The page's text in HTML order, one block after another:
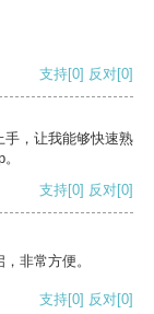
支持[0] 反对[0]
手，让我能够快速熟
支持[0] 反对[0]
非常方便。
支持[0] 反对[0]